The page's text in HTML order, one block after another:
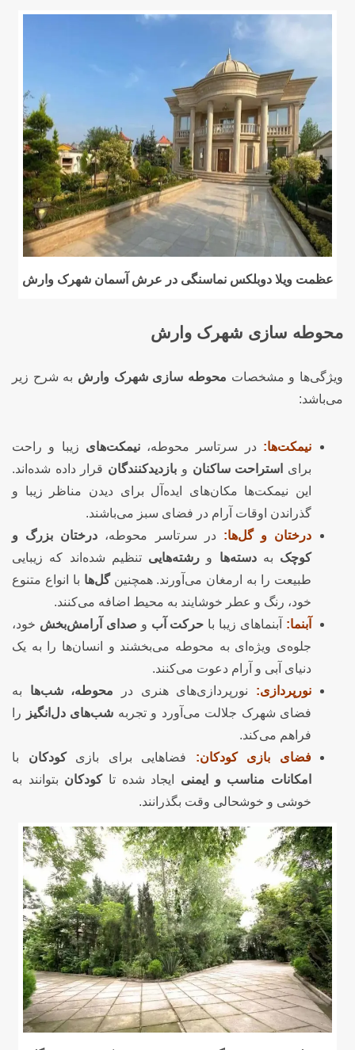
عظمت ویلا دوبلکس نماسنگی در عرش آسمان شهرک وارش
محوطه سازی شهرک وارش
ویژگی‌ها و مشخصات محوطه سازی شهرک وارش به شرح زیر
می‌باشد:
نیمکت‌ها: در سرتاسر محوطه،نیمکت‌های زیبا و راحت
برای
استراحت ساکنان و بازدیدکنندگان قرار داده شده‌اند.
این نیمکت‌ها مکان‌های ایده‌آل برای دیدن مناظر زیبا و
گذراندن اوقات آرام در فضای سبز می‌باشند.
درختان و گل‌ها:
در سرتاسر محوطه، درختان بزرگ و
کوچک بهدسته‌ها و رشته‌هایی تنظیم شده‌اند که زیبایی
طبیعت را به ارمغان می‌آورند. همچنینگل‌ها با انواع متنوع
خود، رنگ و عطر خوشایند به محیط اضافه می‌کنند.
آبنما:
آبنماهای زیبا با حرکت آب و صدای آرامش‌بخش خود،
جلوه‌ی ویژه‌ای به محوطه می‌بخشند و انسان‌ها را به یک
دنیای آبی و آرام دعوت می‌کنند.
نورپردازی: نورپردازی‌های هنری در محوطه، شب‌ها به
فضای شهرک جلالت می‌آورد و تجربه شب‌های دل‌انگیز
را
فراهم می‌کند.
فضای بازی کودکان:
فضاهایی برای بازیکودکان با
امکانات مناسب و ایمنی ایجاد شده تاکودکان بتوانند به
خوشی و خوشحالی وقت بگذرانند.